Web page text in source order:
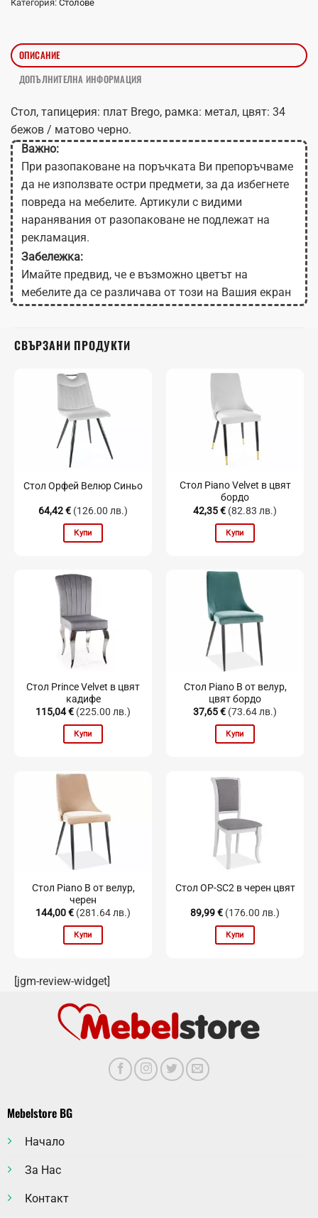
Категория: Столове
ОПИСАНИЕ
ДОПЪЛНИТЕЛНА ИНФОРМАЦИЯ
Стол, тапицерия: плат Brego, рамка: метал, цвят: 34
бежов / матово черно.
Важно:
При разопаковане на поръчката Ви препоръчваме
да не използвате остри предмети, за да избегнете
повреда на мебелите. Артикули с видими
наранявания от разопаковане не подлежат на
рекламация.
Забележка:
Имайте предвид, че е възможно цветът на
мебелите да се различава от този на Вашия екран
в зависимост от настройките на монитора.
СВЪРЗАНИ ПРОДУКТИ
Стол Орфей Велюр Синьо
64,42€ (126.00 лв.)
Купи
Стол Piano Velvet в цвят
бордо
42,35€ (82.83 лв.)
Купи
Стол Prince Velvet в цвят
кадифе
115,04€ (225.00 лв.)
Купи
Стол Piano B от велур,
цвят бордо
37,65€ (73.64 лв.)
Купи
Стол Piano B от велур,
черен
144,00€ (281.64 лв.)
Купи
Стол OP-SC2 в черен цвят
89,99€ (176.00 лв.)
Купи
[jgm-review-widget]
Mebelstore BG
Начало
За Нас
Контакт